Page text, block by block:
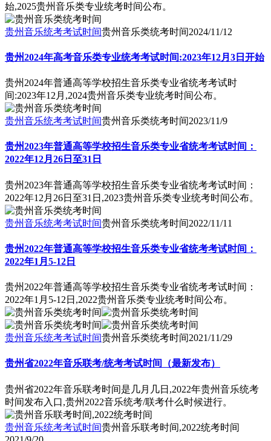
始,2025贵州音乐类专业统考时间公布。
贵州音乐统考考试时间贵州音乐类统考时间2024/11/12
贵州2024年高考音乐类专业统考考试时间:2023年12月3日开始
贵州2024年普通高等学校招生音乐类专业省统考考试时
间:2023年12月,2024贵州音乐类专业统考时间公布。
贵州音乐统考考试时间贵州音乐类统考时间2023/11/9
贵州2023年普通高等学校招生音乐类专业省统考考试时间：
2022年12月26日至31日
贵州2023年普通高等学校招生音乐类专业省统考考试时间：
2022年12月26日至31日,2023贵州音乐类专业统考时间公布。
贵州音乐统考考试时间贵州音乐类统考时间2022/11/11
贵州2022年普通高等学校招生音乐类专业省统考考试时间：
2022年1月5-12日
贵州2022年普通高等学校招生音乐类专业省统考考试时间：
2022年1月5-12日,2022贵州音乐类专业统考时间公布。
贵州音乐统考考试时间贵州音乐类统考时间2021/11/29
贵州省2022年音乐联考/统考考试时间（最新发布）
贵州省2022年音乐联考时间是几月几日,2022年贵州音乐统考
时间发布入口,贵州2022音乐统考/联考什么时候进行。
贵州音乐统考考试时间贵州音乐联考时间,2022统考时间